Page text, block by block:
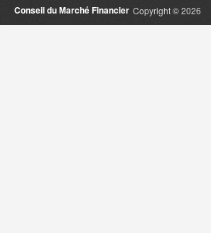
Copyright © 2026
Conseil du Marché Financier